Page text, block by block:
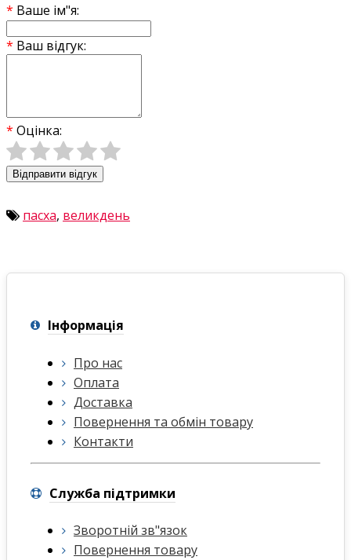
Ваше ім"я:
Ваш відгук:
Оцінка:
Відправити відгук
пасха, великдень
Інформація
Про нас
Оплата
Доставка
Повернення та обмін товару
Контакти
Служба підтримки
Зворотній зв"язок
Повернення товару